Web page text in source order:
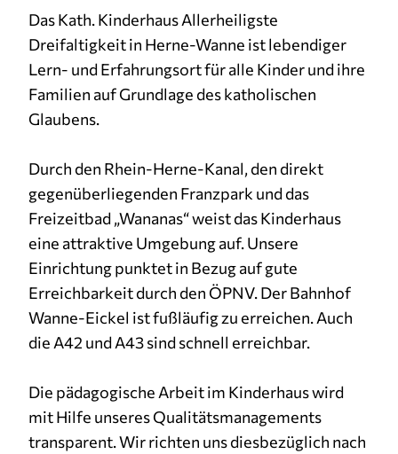
Das Kath. Kinderhaus Allerheiligste
Dreifaltigkeit in Herne-Wanne ist lebendiger
Lern- und Erfahrungsort für alle Kinder und ihre
Familien auf Grundlage des katholischen
Glaubens.
Durch den Rhein-Herne-Kanal, den direkt
gegenüberliegenden Franzpark und das
Freizeitbad „Wananas“ weist das Kinderhaus
eine attraktive Umgebung auf. Unsere
Einrichtung punktet in Bezug auf gute
Erreichbarkeit durch den ÖPNV. Der Bahnhof
Wanne-Eickel ist fußläufig zu erreichen. Auch
die A42 und A43 sind schnell erreichbar.
Die pädagogische Arbeit im Kinderhaus wird
mit Hilfe unseres Qualitätsmanagements
transparent. Wir richten uns diesbezüglich nach